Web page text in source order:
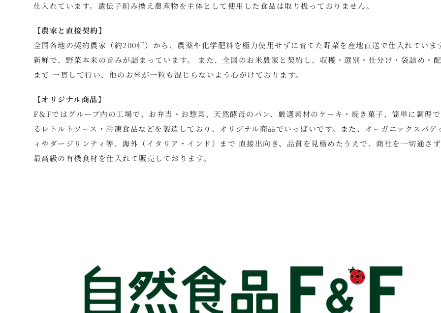
仕入れています。遺伝子組み換え農産物を主体として使用した食品は取り扱っておりません。
【農家と直接契約】
全国各地の契約農家（約200軒）から、農薬や化学肥料を極力使用せずに育てた野菜を産地直送で仕入れていま
新鮮で、野菜本来の旨みが詰まっています。 また、全国のお米農家と契約し、収穫・選別・仕分け・袋詰め・
まで 一貫して行い、他のお米が一粒も混じらないよう心がけております。
【オリジナル商品】
F＆Fではグループ内の工場で、お弁当・お惣菜、天然酵母のパン、厳選素材のケーキ・焼き菓子、簡単に調理
るレトルトソース・冷凍食品などを製造しており、オリジナル商品でいっぱいです。また、オーガニックスパゲ
ィやダージリンティ等、海外（イタリア・インド）まで 直接出向き、品質を見極めたうえで、商社を一切通さ
最高級の有機食材を仕入れて販売しております。